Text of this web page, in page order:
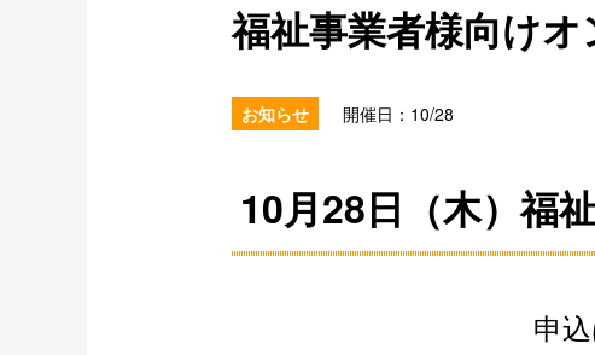
福祉事業者様向け
お知らせ 開催日：10/28
10月28日（木）福
申